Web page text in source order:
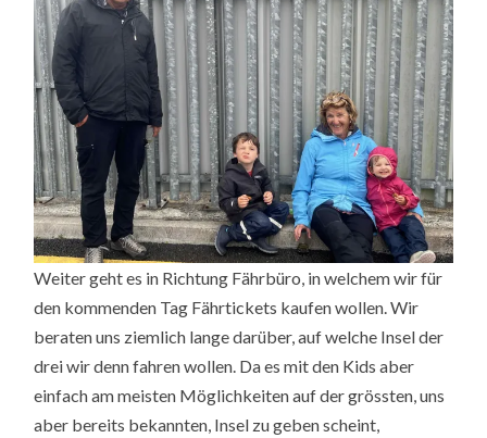
Weiter geht es in Richtung Fährbüro, in welchem wir für
den kommenden Tag Fährtickets kaufen wollen. Wir
beraten uns ziemlich lange darüber, auf welche Insel der
drei wir denn fahren wollen. Da es mit den Kids aber
einfach am meisten Möglichkeiten auf der grössten, uns
aber bereits bekannten, Insel zu geben scheint,